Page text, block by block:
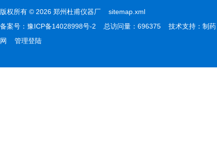
版权所有 © 2026 郑州杜甫仪器厂 sitemap.xml
备案号： 豫ICP备14028998号-2 总访问量：696375 技术支持： 制药
网
管理登陆